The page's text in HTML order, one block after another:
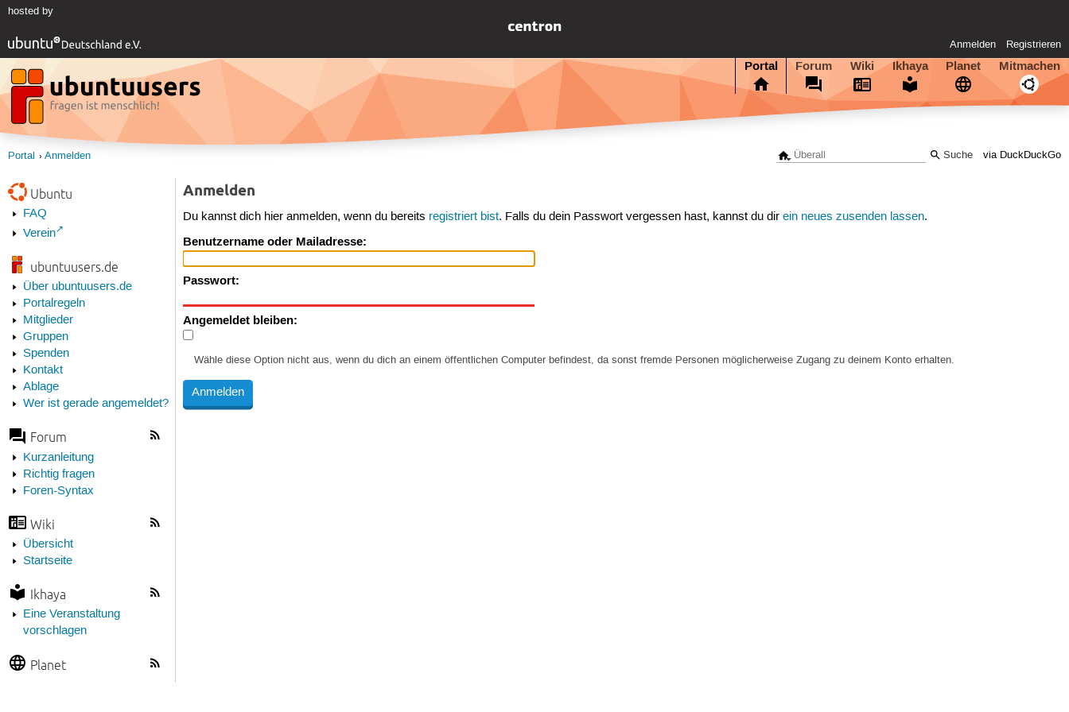
hosted by
Anmelden Registrieren
Portal Forum Wiki Ikhaya Planet Mitmachen
via DuckDuckGo
Portal Anmelden
Ubuntu
FAQ
Verein
ubuntuusers.de
Über ubuntuusers.de
Portalregeln
Mitglieder
Gruppen
Spenden
Kontakt
Ablage
Wer ist gerade angemeldet?
Forum
Kurzanleitung
Richtig fragen
Foren-Syntax
Wiki
Übersicht
Startseite
Ikhaya
Eine Veranstaltung
vorschlagen
Planet
Anmelden
Du kannst dich hier anmelden, wenn du bereits registriert bist. Falls du dein Passwort vergessen hast, kannst du direin neues zusenden lassen.
Benutzername oder Mailadresse:
Passwort:
Angemeldet bleiben:
Wähle diese Option nicht aus, wenn du dich an einem öffentlichen Computer befindest, da sonst fremde Personen möglicherweise Zugang zu deinem Konto erhalten.